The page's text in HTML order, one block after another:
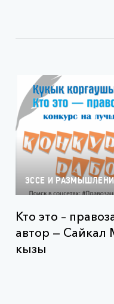
ЭССЕ И
Кто это –
автор — Сайкал
кызы